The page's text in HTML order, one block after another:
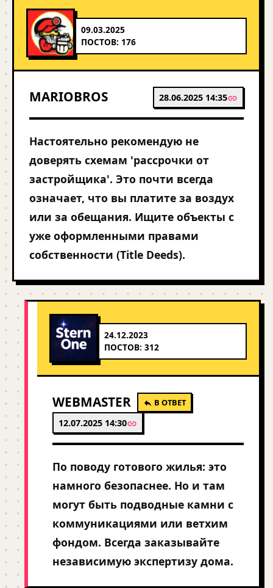
09.03.2025
ПОСТОВ: 176
MARIOBROS 28.06.2025 14:35
Настоятельно рекомендую не
доверять схемам 'рассрочки от
застройщика'. Это почти всегда
означает, что вы платите за воздух
или за обещания. Ищите объекты с
уже оформленными правами
собственности (Title Deeds).
24.12.2023
ПОСТОВ: 312
WEBMASTER В ОТВЕТ
12.07.2025 14:30
По поводу готового жилья: это
намного безопаснее. Но и там
могут быть подводные камни с
коммуникациями или ветхим
фондом. Всегда заказывайте
независимую экспертизу дома.